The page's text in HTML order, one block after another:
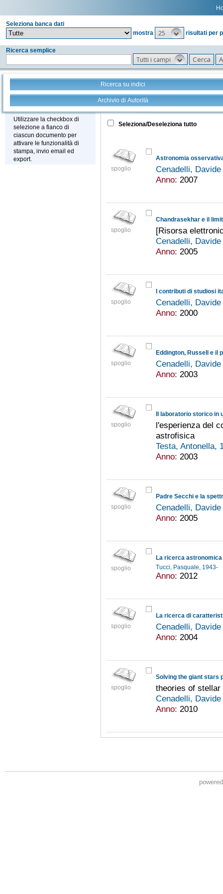
Seleziona banca dati
mostra
25 risultati per
Ricerca semplice
Tutti i campi
Ricerca su indici
Archivio di Autorità
Stampa - Email - Export
Utilizzare la checkbox di
selezione a fianco di
ciascun documento per
attivare le funzionalità di
stampa, invio email ed
export.
Tutto +
Seleziona/Deseleziona tutto
spoglio
Cenadelli, Davide
Anno: 2007
spoglio
Chandrasekhar e il
[Risorsa
Cenadelli, Davide
Anno: 2005
spoglio
Cenadelli, Davide
Anno: 2000
spoglio
Eddington, Russell e il
Cenadelli, Davide
Anno: 2003
spoglio
Il laboratorio storico
l'esperienza del
astrofisica
Testa, Antonella,
Anno: 2003
spoglio
Padre Secchi e la
Cenadelli, Davide
Anno: 2005
spoglio
La ricerca
Tucci, Pasquale, 1943-
Anno: 2012
spoglio
Cenadelli, Davide
Anno: 2004
spoglio
Solving the giant stars
theories of stellar
Cenadelli, Davide
Anno: 2010